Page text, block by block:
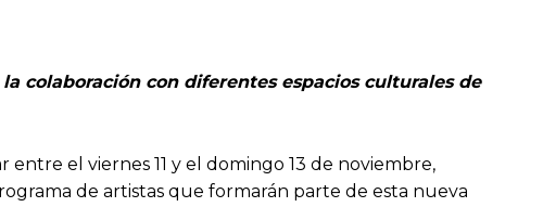
colaboración con diferentes espacios culturales de
entre el viernes 11 y el domingo 13 de noviembre,
de artistas que formarán parte de esta nueva